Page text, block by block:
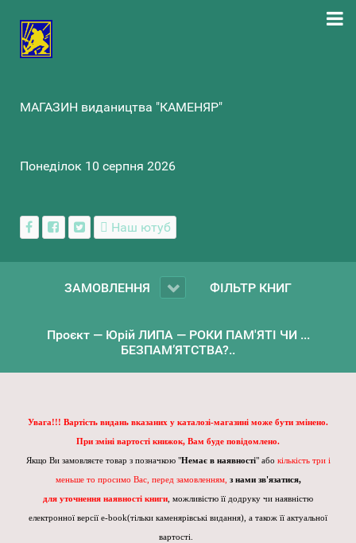
МАГАЗИН видаництва "КАМЕНЯР"
Понеділок 10 серпня 2026
Наш ютуб
ЗАМОВЛЕННЯ ФІЛЬТР КНИГ
Проєкт — Юрій ЛИПА — РОКИ ПАМ'ЯТІ ЧИ ...
БЕЗПАМ’ЯТСТВА?..
Увага!!! Вартість видань вказаних у каталозі-магазині може бути змінено.
При зміні вартості книжок, Вам буде повідомлено.
Якщо Ви замовляєте товар з позначкою "Немає в наявності" або кількість три і
меньше то просимо Вас, перед замовленням, з нами зв'язатися,
для уточнення наявності книги , можливістю її додруку чи наявністю
електронної версії e-book(тільки каменярівські видання), а також її актуальної
вартості.